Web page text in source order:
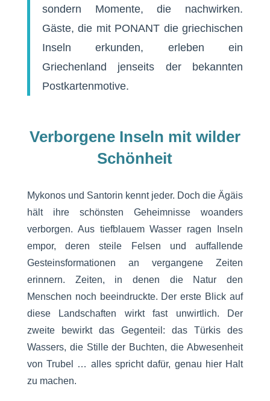
sondern Momente, die nachwirken.
Gäste, die mit PONANT die griechischen
Inseln erkunden, erleben ein
Griechenland jenseits der bekannten
Postkartenmotive.
Verborgene Inseln mit wilder
Schönheit
Mykonos und Santorin kennt jeder. Doch die Ägäis
hält ihre schönsten Geheimnisse woanders
verborgen. Aus tiefblauem Wasser ragen Inseln
empor, deren steile Felsen und auffallende
Gesteinsformationen an vergangene Zeiten
erinnern. Zeiten, in denen die Natur den
Menschen noch beeindruckte. Der erste Blick auf
diese Landschaften wirkt fast unwirtlich. Der
zweite bewirkt das Gegenteil: das Türkis des
Wassers, die Stille der Buchten, die Abwesenheit
von Trubel … alles spricht dafür, genau hier Halt
zu machen.